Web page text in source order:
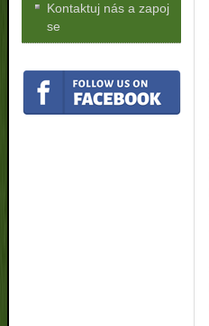
Kontaktuj nás a zapoj
se